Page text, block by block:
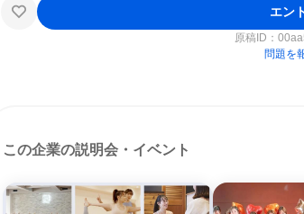
エン
原稿ID：
問題を
この企業の説明会・イベント